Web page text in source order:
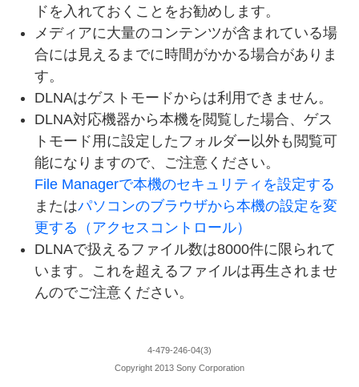
ドを入れておくことをお勧めします。
メディアに大量のコンテンツが含まれている場
合には見えるまでに時間がかかる場合がありま
す。
DLNAはゲストモードからは利用できません。
DLNA対応機器から本機を閲覧した場合、ゲス
トモード用に設定したフォルダー以外も閲覧可
能になりますので、ご注意ください。
File Managerで本機のセキュリティを設定する
またはパソコンのブラウザから本機の設定を変
更する（アクセスコントロール）
DLNAで扱えるファイル数は8000件に限られて
います。これを超えるファイルは再生されませ
んのでご注意ください。
4-479-246-04(3)
Copyright 2013 Sony Corporation